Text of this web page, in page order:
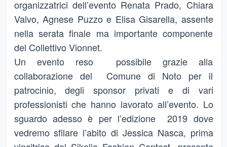
organizzatrici dell’evento Renata Prado, Chiara
Valvo, Agnese Puzzo e Elisa Gisarella, assente
nella serata finale ma importante componente
del Collettivo Vionnet.
Un evento reso possibile grazie alla
collaborazione del Comune di Noto per il
patrocinio, degli sponsor privati e di vari
professionisti che hanno lavorato all’evento. Lo
sguardo adesso è per l’edizione 2019 dove
vedremo sfilare l’abito di Jessica Nasca, prima